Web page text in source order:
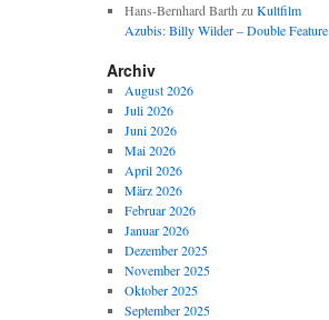
Hans-Bernhard Barth zu Kultfilm
Azubis: Billy Wilder – Double Feature
Archiv
August 2026
Juli 2026
Juni 2026
Mai 2026
April 2026
März 2026
Februar 2026
Januar 2026
Dezember 2025
November 2025
Oktober 2025
September 2025